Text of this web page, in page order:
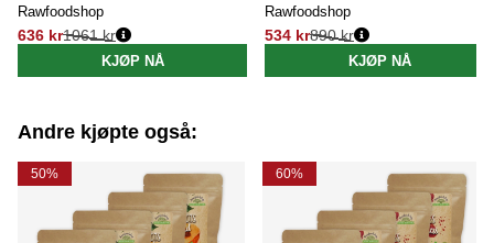
Rawfoodshop
636 kr
Vanlig pris:
1061 kr
KJØP NÅ
Rawfoodshop
534 kr
Vanlig pris:
890 kr
KJØP NÅ
Andre kjøpte også:
50% 60%